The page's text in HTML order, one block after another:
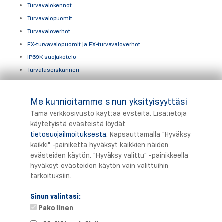
Turvavalokennot
Turvavalopuomit
Turvavaloverhot
EX-turvavalopuomit ja EX-turvavaloverhot
IP69K suojakotelo
Turvalaserskanneri
Hissituotteet ja hissijärjestelmät
Tulostus
Me kunnioitamme sinun yksityisyyttäsi
Tämä verkkosivusto käyttää evsteitä. Lisätietoja
käytetyistä evästeistä löydät
tietosuojailmoituksesta. Napsauttamalla "Hyväksy
kaikki" -painiketta hyväksyt kaikkien näiden
evästeiden käytön. "Hyväksy valittu" -painikkeella
hyväksyt evästeiden käytön vain valittuihin
tarkoituksiin.
Sinun valintasi:
Pakollinen